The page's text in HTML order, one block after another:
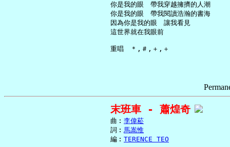
     你是我的眼　帶我穿越擁擠的人潮
     你是我的眼　帶我閱讀浩瀚的書海
     因為你是我的眼　讓我看見
     這世界就在我眼前
末班車 - 蕭煌奇
     曲︰
李偉菘
     詞︰
馬嵩惟
     編︰
TERENCE TEO